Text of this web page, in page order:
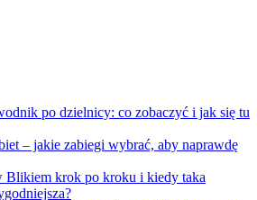
po dzielnicy: co zobaczyć i jak się tu
– jakie zabiegi wybrać, aby naprawdę
Blikiem krok po kroku i kiedy taka